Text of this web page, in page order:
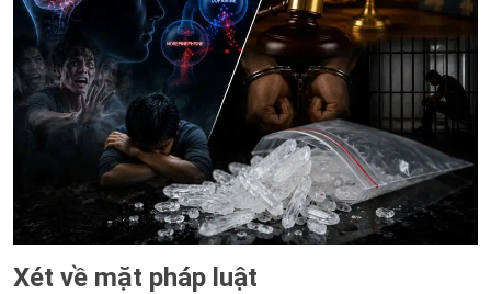
Xét về mặt pháp luật